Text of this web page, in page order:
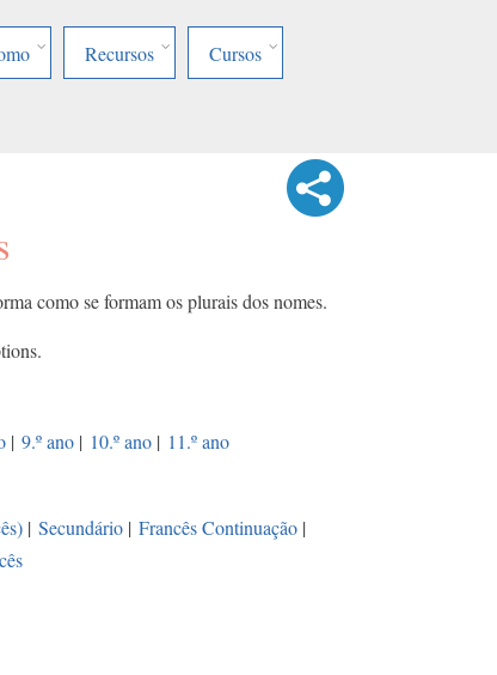
Recursos Cursos
como se formam os plurais dos nomes.
| 9.º ano | 10.º ano | 11.º ano
| Secundário | Francês Continuação |